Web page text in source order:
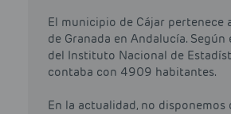
El municipio de Cájar pertenece
de Granada en Andalucía.
del Instituto Nacional de
contaba con 4909 habitantes.
En la actualidad, no disponemos